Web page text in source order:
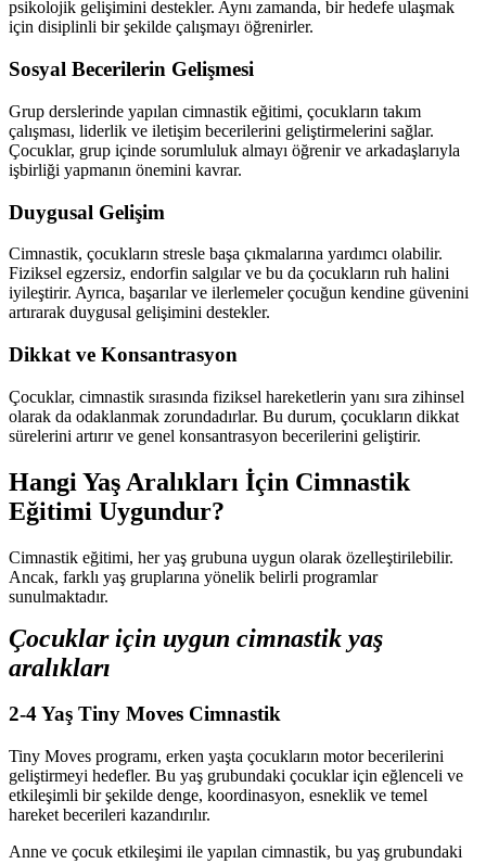
psikolojik gelişimini destekler. Aynı zamanda, bir hedefe ulaşmak
için disiplinli bir şekilde çalışmayı öğrenirler.
Sosyal Becerilerin Gelişmesi
Grup derslerinde yapılan cimnastik eğitimi, çocukların takım
çalışması, liderlik ve iletişim becerilerini geliştirmelerini sağlar.
Çocuklar, grup içinde sorumluluk almayı öğrenir ve arkadaşlarıyla
işbirliği yapmanın önemini kavrar.
Duygusal Gelişim
Cimnastik, çocukların stresle başa çıkmalarına yardımcı olabilir.
Fiziksel egzersiz, endorfin salgılar ve bu da çocukların ruh halini
iyileştirir. Ayrıca, başarılar ve ilerlemeler çocuğun kendine güvenini
artırarak duygusal gelişimini destekler.
Dikkat ve Konsantrasyon
Çocuklar, cimnastik sırasında fiziksel hareketlerin yanı sıra zihinsel
olarak da odaklanmak zorundadırlar. Bu durum, çocukların dikkat
sürelerini artırır ve genel konsantrasyon becerilerini geliştirir.
Hangi Yaş Aralıkları İçin Cimnastik
Eğitimi Uygundur?
Cimnastik eğitimi, her yaş grubuna uygun olarak özelleştirilebilir.
Ancak, farklı yaş gruplarına yönelik belirli programlar
sunulmaktadır.
Çocuklar için uygun cimnastik yaş
aralıkları
2-4 Yaş Tiny Moves Cimnastik
Tiny Moves programı, erken yaşta çocukların motor becerilerini
geliştirmeyi hedefler. Bu yaş grubundaki çocuklar için eğlenceli ve
etkileşimli bir şekilde denge, koordinasyon, esneklik ve temel
hareket becerileri kazandırılır.
Anne ve çocuk etkileşimi ile yapılan cimnastik, bu yaş grubundaki